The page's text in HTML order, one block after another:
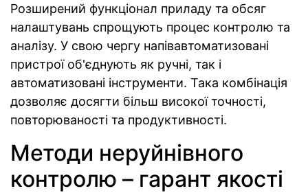
Розширений функціонал приладу та обсяг
налаштувань спрощують процес контролю та
аналізу. У свою чергу напівавтоматизовані
пристрої об'єднують як ручні, так і
автоматизовані інструменти. Така комбінація
дозволяє досягти більш високої точності,
повторюваності та продуктивності.
Методи неруйнівного
контролю – гарант якості